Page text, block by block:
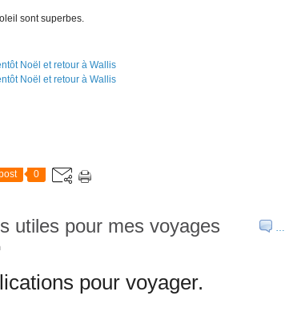
sont superbes.
0
…
utiles pour mes voyages
pour voyager.